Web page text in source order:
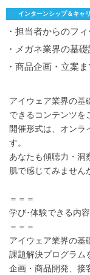
インターンシップ＆キャ
・担当者からのフ
・メガネ業界の基
・商品企画・立案
アイウェア業界の基
できるコンテンツを
開催形式は、オンラ
す。
あなたも傾聴力・洞
肌で感じてみません
＝＝＝
学び･体験できる内容
＝＝＝
アイウェア業界の基
課題解決プログラム
企画・商品開発、接